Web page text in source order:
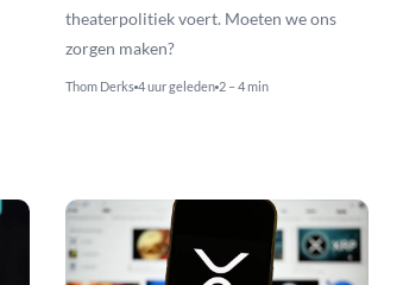
theaterpolitiek voert. Moeten we ons
zorgen maken?
Thom Derks 4 uur geleden 2 – 4 min